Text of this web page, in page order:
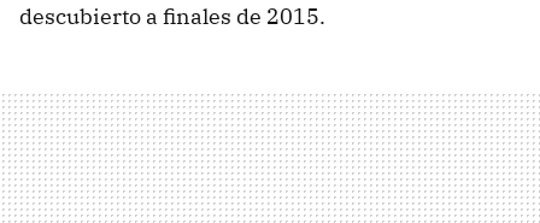
descubierto a finales de 2015.